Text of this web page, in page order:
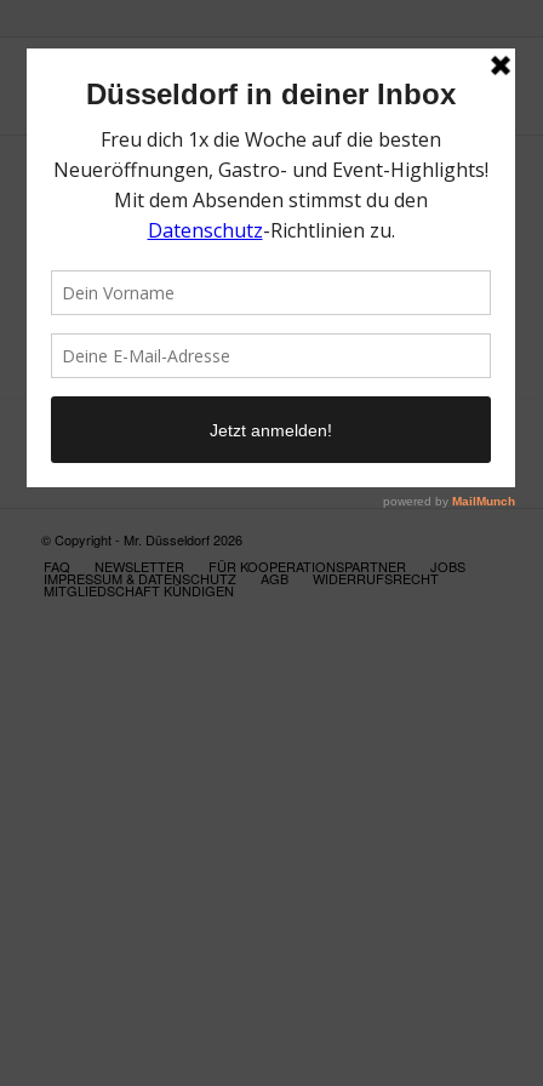
Neue Suche
Suchergebnis nicht zufriedenstellend? Versuche es mal mit
einem Wortteil oder einer anderen Schreibweise.
© Copyright - Mr. Düsseldorf 2026
FAQ
NEWSLETTER FÜR KOOPERATIONSPARTNER JOBS
IMPRESSUM & DATENSCHUTZ AGB WIDERRUFSRECHT
MITGLIEDSCHAFT KÜNDIGEN